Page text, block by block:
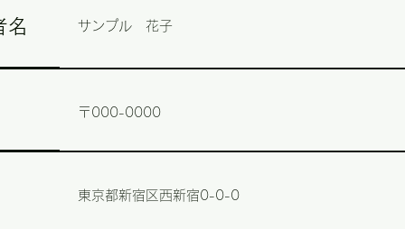
名 サンプル 花子
〒000-0000
東京都新宿区西新宿0-0-0